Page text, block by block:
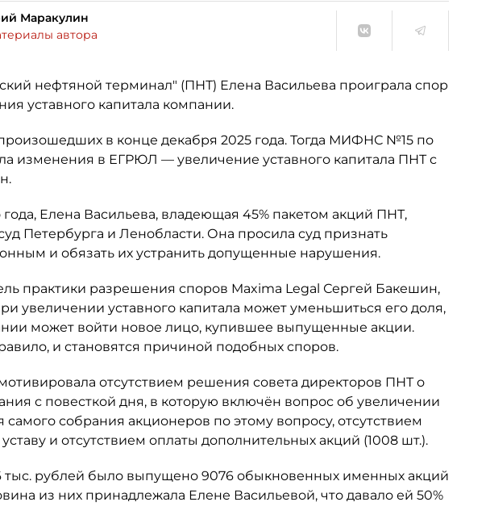
Маракулин
автора
нефтяной терминал" (ПНТ) Елена Васильева проиграла спор
уставного капитала компании.
в конце декабря 2025 года. Тогда МИФНС №15 по
изменения в ЕГРЮЛ — увеличение уставного капитала ПНТ с
года, Елена Васильева, владеющая 45% пакетом акций ПНТ,
Петербурга и Ленобласти. Она просила суд признать
и обязать их устранить допущенные нарушения.
практики разрешения споров Maxima Legal Сергей Бакешин,
увеличении уставного капитала может уменьшиться его доля,
может войти новое лицо, купившее выпущенные акции.
и становятся причиной подобных споров.
отсутствием решения совета директоров ПНТ о
с повесткой дня, в которую включён вопрос об увеличении
самого собрания акционеров по этому вопросу, отсутствием
и отсутствием оплаты дополнительных акций (1008 шт.).
тыс. рублей было выпущено 9076 обыкновенных именных акций
из них принадлежала Елене Васильевой, что давало ей 50%